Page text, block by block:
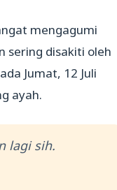
mengagumi
sering disakiti oleh
Jumat, 12 Juli
ayah.
lagi sih.